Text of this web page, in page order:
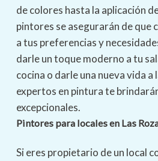
de colores hasta la aplicación
pintores se asegurarán de que
a tus preferencias y
darle un toque moderno a tu
cocina o darle una nueva vida
expertos en pintura te
excepcionales.
Pintores para locales en Las
Si eres propietario de un local